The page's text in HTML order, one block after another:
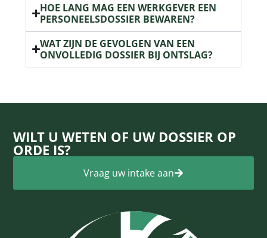
HOE LANG MAG EEN WERKGEVER EEN
PERSONEELSDOSSIER BEWAREN?
WAT ZIJN DE GEVOLGEN VAN EEN
ONVOLLEDIG DOSSIER BIJ ONTSLAG?
WILT U WETEN OF UW DOSSIER OP
ORDE IS?
Vraag uw intake aan